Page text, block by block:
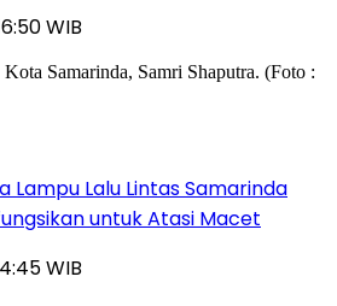
WIB
Lampu Lalu Lintas Samarinda
untuk Atasi Macet
WIB